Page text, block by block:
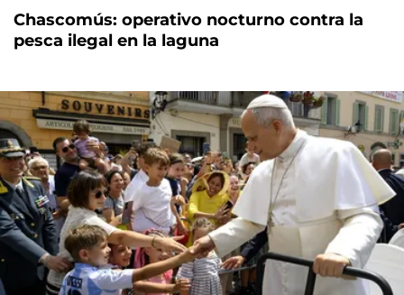
Chascomús: operativo nocturno contra la
pesca ilegal en la laguna